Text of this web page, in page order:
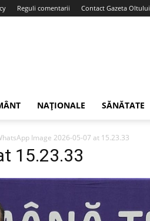
Reguli comentarii Contact Gazeta Oltului
NAȚIONALE SĂNĂTATE
Image 2026-05-07 at 15.23.33
15.23.33